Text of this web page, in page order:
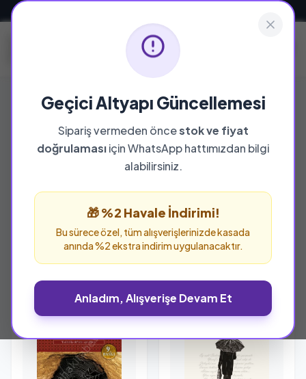
Geçici Altyapı Güncellemesi
Sipariş vermeden öncestok ve fiyat
doğrulamasıiçin WhatsApp hattımızdan bilgi
alabilirsiniz.
🎁 %2 Havale İndirimi!
Bu sürece özel, tüm alışverişlerinizde kasada
anında %2 ekstra indirim uygulanacaktır.
Anladım, Alışverişe Devam Et
YAYINEVI
Sena Yayınları
Sena Yayınları yayınevine ait tüm eserleri bu
sayfada inceleyebilir ve güvenle sipariş